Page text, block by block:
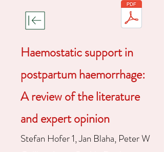
Haemostatic support in
postpartum haemorrhage:
A review of the literature
and expert opinion​​​
Stefan Hofer 1, Jan Blaha, Peter W